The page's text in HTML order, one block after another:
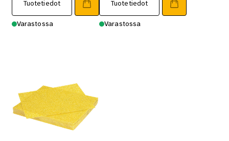
Tuotetiedot
Varastossa
Tuotetiedot
Varastossa